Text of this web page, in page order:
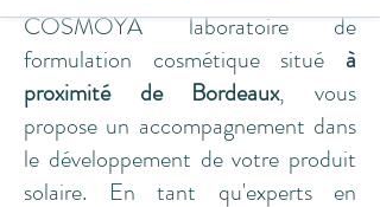
COSMOYA laboratoire de
formulation cosmétique situé à
proximité de Bordeaux, vous
propose un accompagnement dans
le développement de votre produit
solaire. En tant qu'experts en